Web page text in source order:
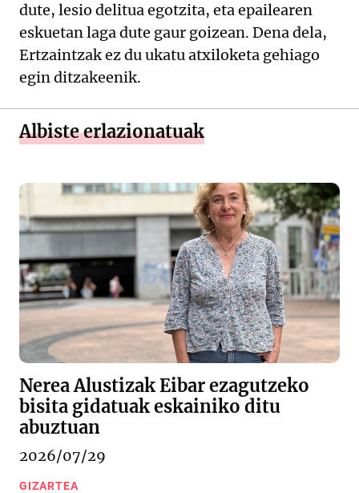
dute, lesio delitua egotzita, eta epailearen
eskuetan laga dute gaur goizean. Dena dela,
Ertzaintzak ez du ukatu atxiloketa gehiago
egin ditzakeenik.
Albiste erlazionatuak
Nerea Alustizak Eibar ezagutzeko
bisita gidatuak eskainiko ditu
abuztuan
2026/07/29
GIZARTEA